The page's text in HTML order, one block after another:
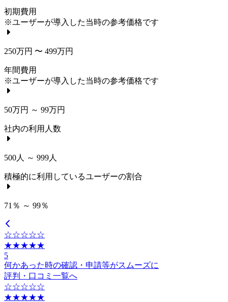
初期費用
※ユーザーが導入した当時の参考価格です
250万円 〜 499万円
年間費用
※ユーザーが導入した当時の参考価格です
50万円 ～ 99万円
社内の利用人数
500人 ～ 999人
積極的に利用しているユーザーの割合
71％ ～ 99％
☆☆☆☆☆
★★★★★
5
何かあった時の確認・申請等がスムーズに
評判・口コミ一覧へ
☆☆☆☆☆
★★★★★